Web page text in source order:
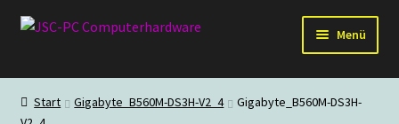
Zur
Zum
Menü
Hardware
Start Gigabyte_B560M-DS3H-V2_4
Gigabyte_B560M-DS3H-